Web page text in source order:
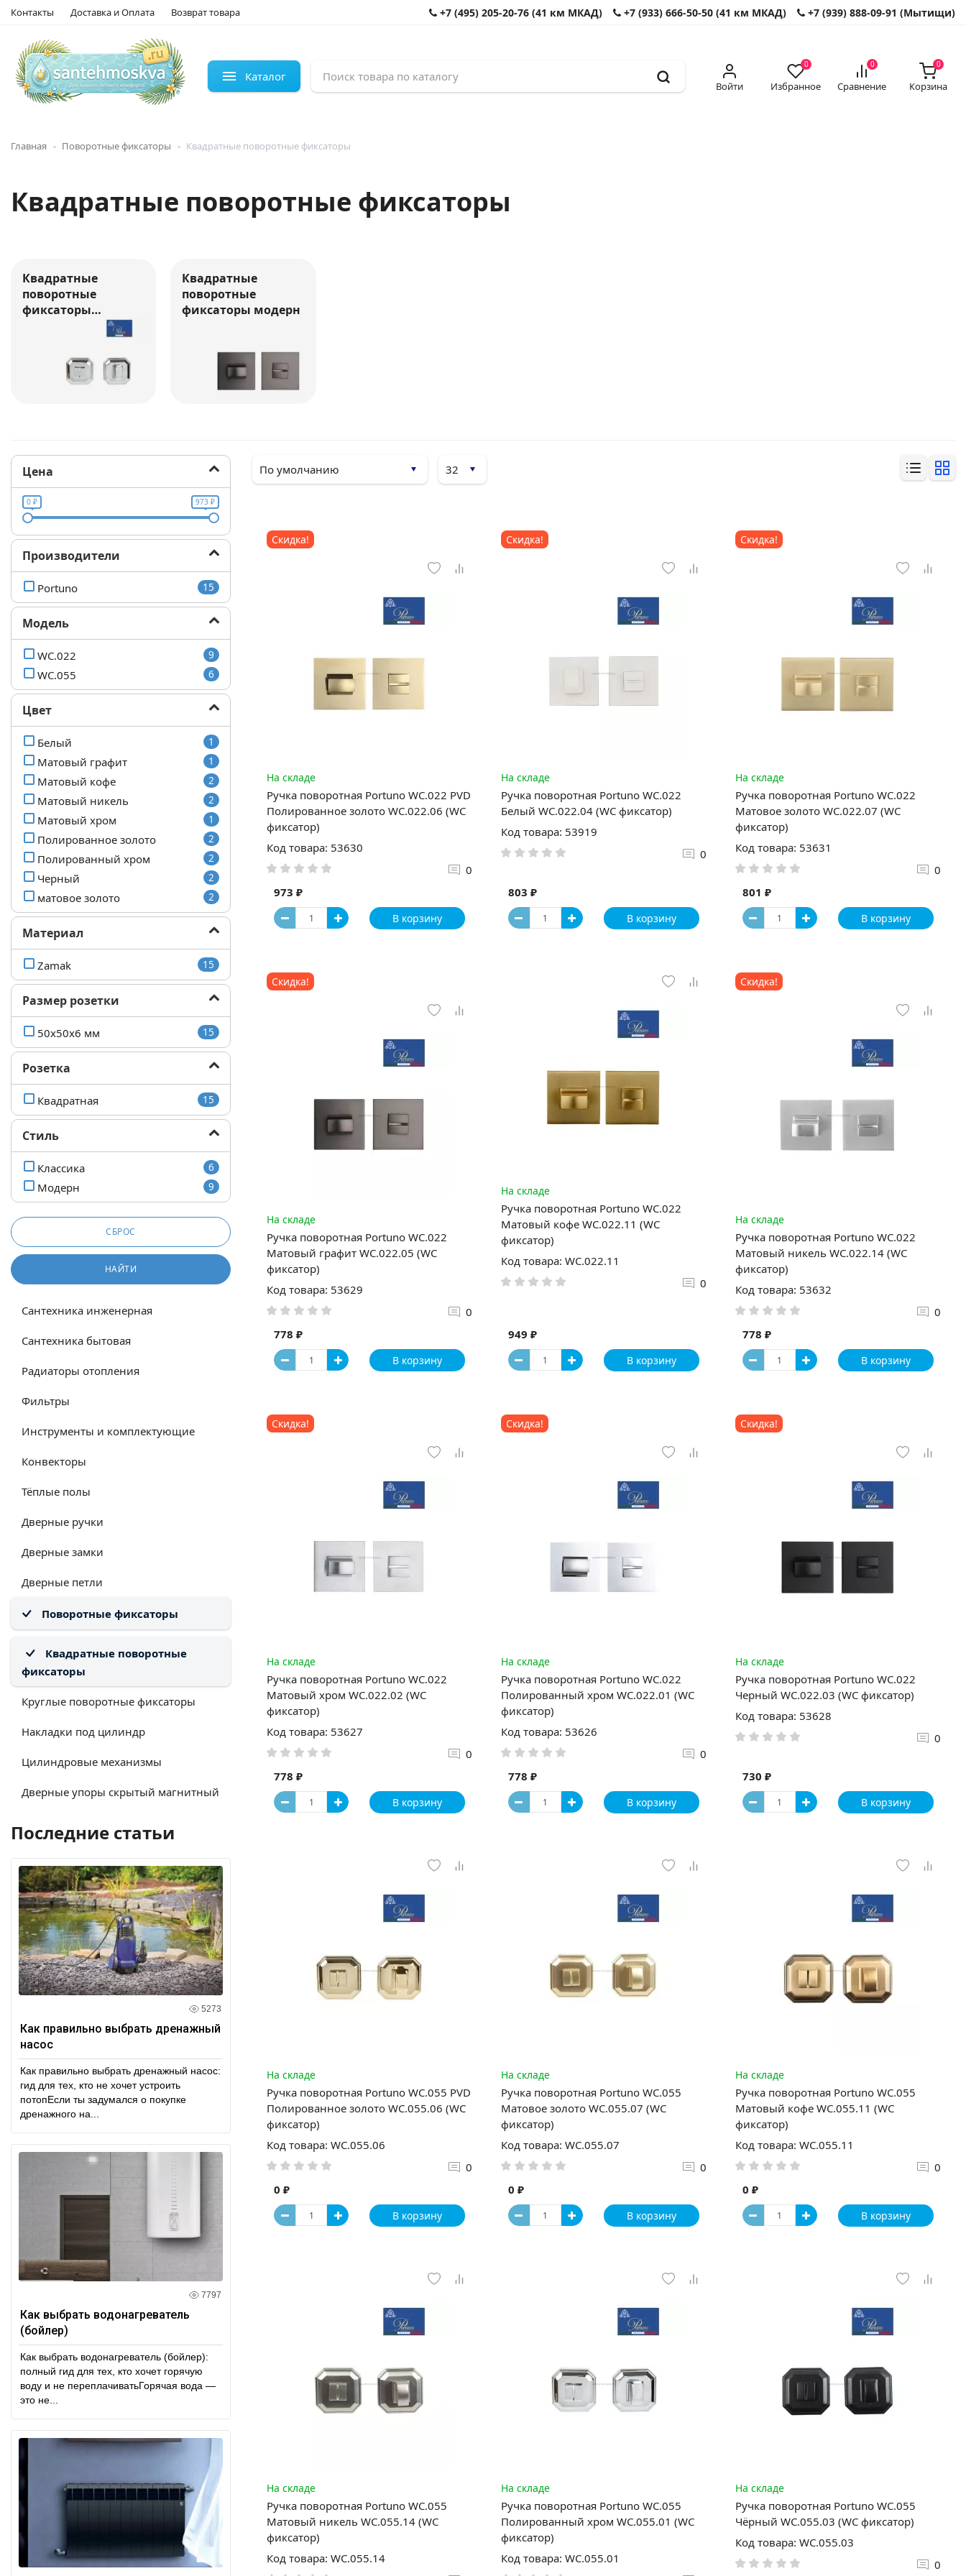
Контакты Доставка и Оплата Возврат товара +7 (495) 205-20-76 (41 км МКАД) +7 (933) 666-50-50 (41 км МКАД) +7 (939) 888-09-91 (Мытищи)
Каталог
Войти
0
Избранное
0
Сравнение
0
Корзина
Главная Поворотные фиксаторы Квадратные поворотные фиксаторы
Квадратные поворотные фиксаторы
Квадратные
поворотные
фиксаторы
Квадратные
поворотные
фиксаторы модерн
Цена
0 ₽ 973 ₽
Производители
Portuno 15
Модель
WC.022 9
WC.055 6
Цвет
Белый 1
Матовый графит 1
Матовый кофе 2
Матовый никель 2
Матовый хром 1
Полированное золото 2
Полированный хром 2
Черный 2
матовое золото 2
Материал
Zamak 15
Размер розетки
50x50x6 мм 15
Розетка
Квадратная 15
Стиль
Классика 6
Модерн 9
СБРОС
НАЙТИ
Сантехника инженерная
Сантехника бытовая
Радиаторы отопления
Фильтры
Инструменты и комплектующие
Конвекторы
Тёплые полы
Дверные ручки
Дверные замки
Дверные петли
Поворотные фиксаторы
Квадратные поворотные
фиксаторы
Круглые поворотные фиксаторы
Накладки под цилиндр
Цилиндровые механизмы
Дверные упоры скрытый магнитный
Последние статьи
5273
Как правильно выбрать дренажный
насос
Как правильно выбрать дренажный насос:
гид для тех, кто не хочет устроить
потопЕсли ты задумался о покупке
дренажного на...
7797
Как выбрать водонагреватель
(бойлер)
Как выбрать водонагреватель (бойлер):
полный гид для тех, кто хочет горячую
воду и не переплачиватьГорячая вода —
это не...
Скидка!
На складе
Ручка поворотная Portuno WC.022 PVD
Полированное золото WC.022.06 (WC
фиксатор)
Код товара: 53630
0
973 ₽
В корзину
Скидка!
На складе
Ручка поворотная Portuno WC.022
Белый WC.022.04 (WC фиксатор)
Код товара: 53919
0
803 ₽
В корзину
Скидка!
На складе
Ручка поворотная Portuno WC.022
Матовое золото WC.022.07 (WC
фиксатор)
Код товара: 53631
0
801 ₽
В корзину
Скидка!
На складе
Ручка поворотная Portuno WC.022
Матовый графит WC.022.05 (WC
фиксатор)
Код товара: 53629
0
778 ₽
В корзину
На складе
Ручка поворотная Portuno WC.022
Матовый кофе WC.022.11 (WC
фиксатор)
Код товара: WC.022.11
0
949 ₽
В корзину
Скидка!
На складе
Ручка поворотная Portuno WC.022
Матовый никель WC.022.14 (WC
фиксатор)
Код товара: 53632
0
778 ₽
В корзину
Скидка!
На складе
Ручка поворотная Portuno WC.022
Матовый хром WC.022.02 (WC
фиксатор)
Код товара: 53627
0
778 ₽
В корзину
Скидка!
На складе
Ручка поворотная Portuno WC.022
Полированный хром WC.022.01 (WC
фиксатор)
Код товара: 53626
0
778 ₽
В корзину
Скидка!
На складе
Ручка поворотная Portuno WC.022
Черный WC.022.03 (WC фиксатор)
Код товара: 53628
0
730 ₽
В корзину
На складе
Ручка поворотная Portuno WC.055 PVD
Полированное золото WC.055.06 (WC
фиксатор)
Код товара: WC.055.06
0
0 ₽
В корзину
На складе
Ручка поворотная Portuno WC.055
Матовое золото WC.055.07 (WC
фиксатор)
Код товара: WC.055.07
0
0 ₽
В корзину
На складе
Ручка поворотная Portuno WC.055
Матовый кофе WC.055.11 (WC
фиксатор)
Код товара: WC.055.11
0
0 ₽
В корзину
На складе
Ручка поворотная Portuno WC.055
Матовый никель WC.055.14 (WC
фиксатор)
Код товара: WC.055.14
На складе
Ручка поворотная Portuno WC.055
Полированный хром WC.055.01 (WC
фиксатор)
Код товара: WC.055.01
На складе
Ручка поворотная Portuno WC.055
Чёрный WC.055.03 (WC фиксатор)
Код товара: WC.055.03
0